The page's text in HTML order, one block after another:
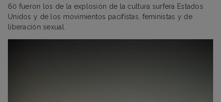
60 fueron los de la explosión de la cultura surfera Estados
Unidos y de los movimientos pacifistas, feministas y de
liberación sexual.